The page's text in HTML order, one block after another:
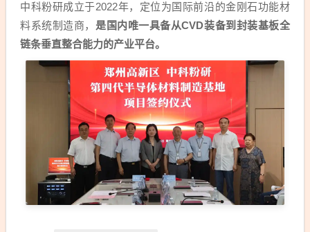
中科粉研成立于2022年，定位为国际前沿的金刚石功能材
料系统制造商， 是国内唯一具备从CVD装备到封装基板全
链条垂直整合能力的产业平台。